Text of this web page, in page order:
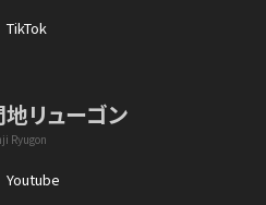
TikTok
リューゴン
Ryugon
Youtube